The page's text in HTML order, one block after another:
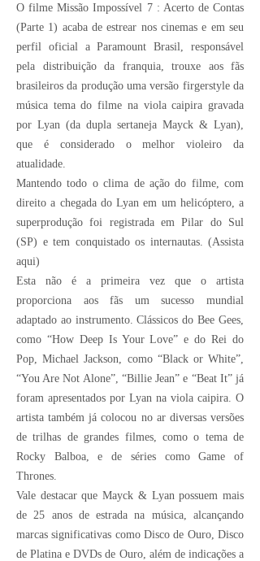
O filme Missão Impossível 7 : Acerto de Contas
(Parte 1) acaba de estrear nos cinemas e em seu
perfil oficial a Paramount Brasil, responsável
pela distribuição da franquia, trouxe aos fãs
brasileiros da produção uma versão firgerstyle da
música tema do filme na viola caipira gravada
por Lyan (da dupla sertaneja Mayck & Lyan),
que é considerado o melhor violeiro da
atualidade.
Mantendo todo o clima de ação do filme, com
direito a chegada do Lyan em um helicóptero, a
superprodução foi registrada em Pilar do Sul
(SP) e tem conquistado os internautas. (Assista
aqui)
Esta não é a primeira vez que o artista
proporciona aos fãs um sucesso mundial
adaptado ao instrumento. Clássicos do Bee Gees,
como “How Deep Is Your Love” e do Rei do
Pop, Michael Jackson, como “Black or White”,
“You Are Not Alone”, “Billie Jean” e “Beat It” já
foram apresentados por Lyan na viola caipira. O
artista também já colocou no ar diversas versões
de trilhas de grandes filmes, como o tema de
Rocky Balboa, e de séries como Game of
Thrones.
Vale destacar que Mayck & Lyan possuem mais
de 25 anos de estrada na música, alcançando
marcas significativas como Disco de Ouro, Disco
de Platina e DVDs de Ouro, além de indicações a